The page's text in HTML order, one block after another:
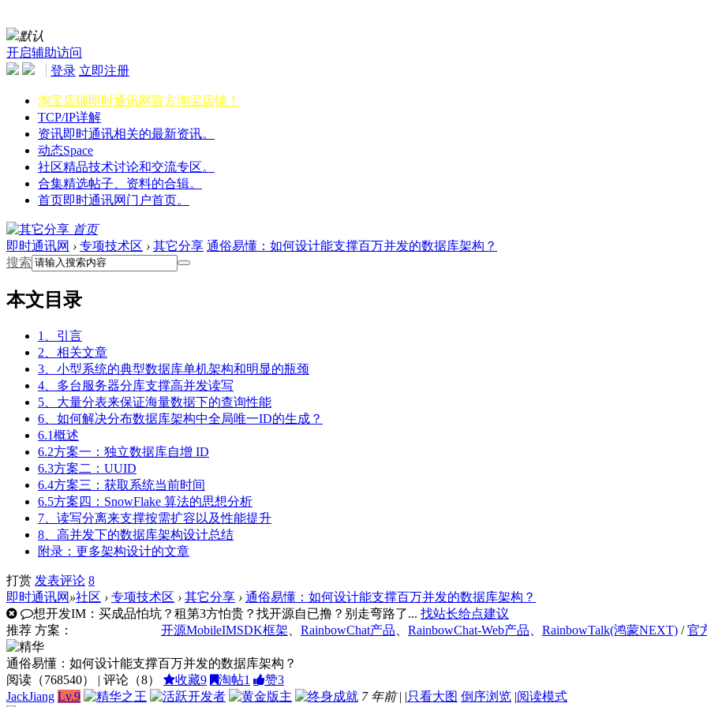
默认
开启辅助访问
登录 立即注册
淘宝店铺即时通讯网官方淘宝店铺！
TCP/IP详解
资讯即时通讯相关的最新资讯。
动态Space
社区精品技术讨论和交流专区。
合集精选帖子、资料的合辑。
首页即时通讯网门户首页。
首页
即时通讯网 › 专项技术区 › 其它分享 通俗易懂：如何设计能支撑百万并发的数据库架构？
搜索
本文目录
1、引言
2、相关文章
3、小型系统的典型数据库单机架构和明显的瓶颈
4、多台服务器分库支撑高并发读写
5、大量分表来保证海量数据下的查询性能
6、如何解决分布数据库架构中全局唯一ID的生成？
6.1概述
6.2方案一：独立数据库自增 ID
6.3方案二：UUID
6.4方案三：获取系统当前时间
6.5方案四：SnowFlake 算法的思想分析
7、读写分离来支撑按需扩容以及性能提升
8、高并发下的数据库架构设计总结
附录：更多架构设计的文章
打赏 发表评论 8
即时通讯网 »社区 › 专项技术区 › 其它分享 › 通俗易懂：如何设计能支撑百万并发的数据库架构？
想开发IM：买成品怕坑？租第3方怕贵？找开源自已撸？别走弯路了... 找站长给点建议
推荐 方案： 开源MobileIMSDK框架 RainbowChat产品 RainbowChat-Web产品 RainbowTalk(鸿蒙NEXT) / 官
通俗易懂：如何设计能支撑百万并发的数据库架构？
阅读（768540） | 评论（8） 收藏9 淘帖1 赞3
JackJiang Lv.9 7 年前 | |只看大图 倒序浏览 |阅读模式